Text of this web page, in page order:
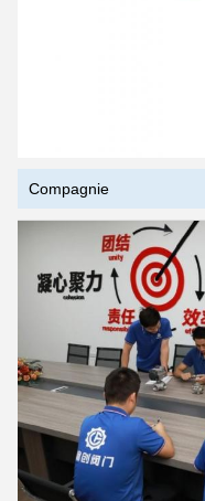
Nous vous
Compagnie